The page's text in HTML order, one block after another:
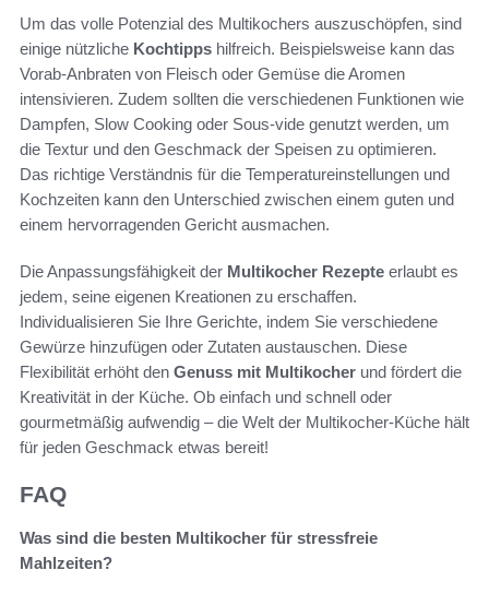
Um das volle Potenzial des Multikochers auszuschöpfen, sind
einige nützliche Kochtipps hilfreich. Beispielsweise kann das
Vorab-Anbraten von Fleisch oder Gemüse die Aromen
intensivieren. Zudem sollten die verschiedenen Funktionen wie
Dampfen, Slow Cooking oder Sous-vide genutzt werden, um
die Textur und den Geschmack der Speisen zu optimieren.
Das richtige Verständnis für die Temperatureinstellungen und
Kochzeiten kann den Unterschied zwischen einem guten und
einem hervorragenden Gericht ausmachen.
Die Anpassungsfähigkeit der Multikocher Rezepte erlaubt es
jedem, seine eigenen Kreationen zu erschaffen.
Individualisieren Sie Ihre Gerichte, indem Sie verschiedene
Gewürze hinzufügen oder Zutaten austauschen. Diese
Flexibilität erhöht den Genuss mit Multikocher und fördert die
Kreativität in der Küche. Ob einfach und schnell oder
gourmetmäßig aufwendig – die Welt der Multikocher-Küche hält
für jeden Geschmack etwas bereit!
FAQ
Was sind die besten Multikocher für stressfreie
Mahlzeiten?